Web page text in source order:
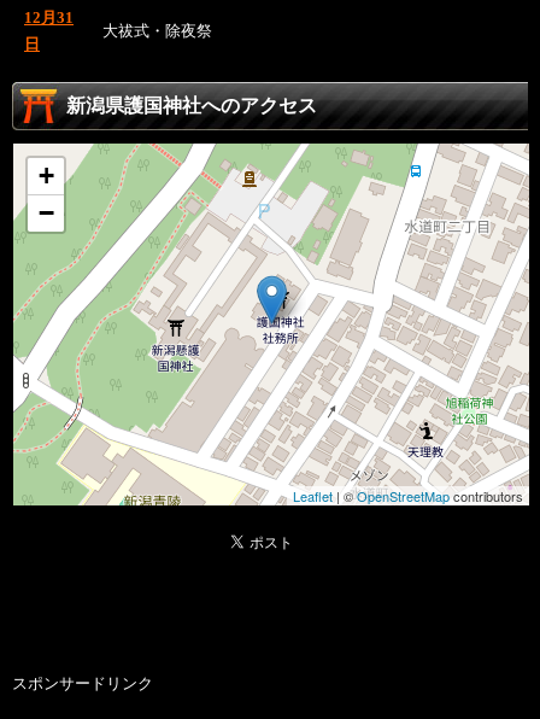
12月31
日
大祓式・除夜祭
新潟県護国神社へのアクセス
+
−
Leaflet | ©OpenStreetMapcontributors
スポンサードリンク